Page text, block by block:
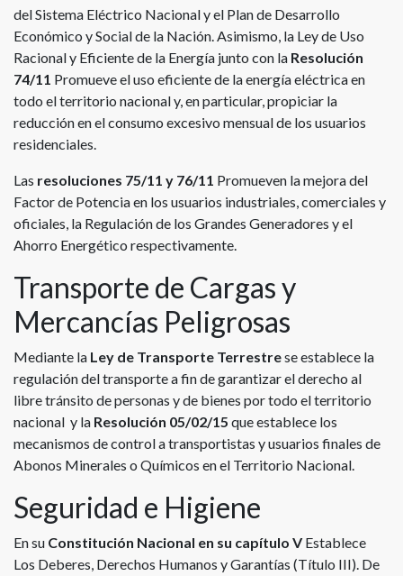
del Sistema Eléctrico Nacional y el Plan de Desarrollo
Económico y Social de la Nación. Asimismo, la Ley de Uso
Racional y Eficiente de la Energía junto con la Resolución
74/11 Promueve el uso eficiente de la energía eléctrica en
todo el territorio nacional y, en particular, propiciar la
reducción en el consumo excesivo mensual de los usuarios
residenciales.
Las resoluciones 75/11 y 76/11 Promueven la mejora del
Factor de Potencia en los usuarios industriales, comerciales y
oficiales, la Regulación de los Grandes Generadores y el
Ahorro Energético respectivamente.
Transporte de Cargas y
Mercancías Peligrosas
Mediante la Ley de Transporte Terrestrese establece la
regulación del transporte a fin de garantizar el derecho al
libre tránsito de personas y de bienes por todo el territorio
nacional y la Resolución 05/02/15 que establece los
mecanismos de control a transportistas y usuarios finales de
Abonos Minerales o Químicos en el Territorio Nacional.
Seguridad e Higiene
En su Constitución Nacional en su capítulo VEstablece
Los Deberes, Derechos Humanos y Garantías (Título III). De